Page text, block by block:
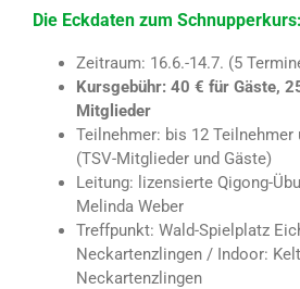
Die Eckdaten zum Schnupperkurs:
Zeitraum: 16.6.-14.7. (5
Kursgebühr: 40 € für Gäste,
Mitglieder
Teilnehmer: bis 12 Teilnehmer
(TSV-Mitglieder und Gäste)
Leitung: lizensierte Qigong-
Melinda Weber
Treffpunkt: Wald-Spielplatz
Neckartenzlingen / Indoor:
Neckartenzlingen